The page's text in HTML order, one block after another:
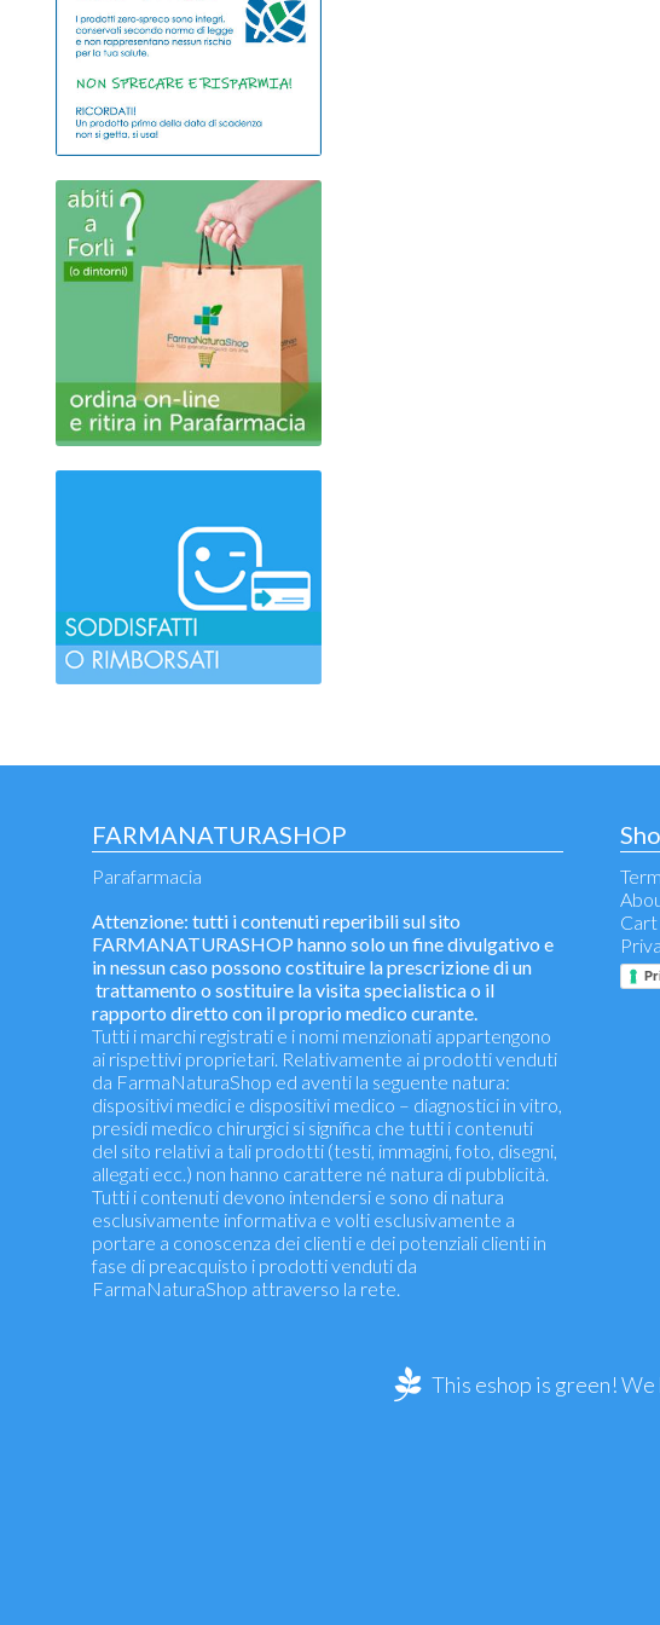
FARMANATURASHOP
Parafarmacia
Attenzione: tutti i contenuti reperibili sul sito
FARMANATURASHOP hanno solo un fine divulgativo e
in nessun caso possono costituire la prescrizione di un
trattamento o sostituire la visita specialistica o il
rapporto diretto con il proprio medico curante.
Tutti i marchi registrati e i nomi menzionati appartengono
ai rispettivi proprietari. Relativamente ai prodotti venduti
da FarmaNaturaShop ed aventi la seguente natura:
dispositivi medici e dispositivi medico – diagnostici in vitro,
presidi medico chirurgici si significa che tutti i contenuti
del sito relativi a tali prodotti (testi, immagini, foto, disegni,
allegati ecc.) non hanno carattere né natura di pubblicità.
Tutti i contenuti devono intendersi e sono di natura
esclusivamente informativa e volti esclusivamente a
portare a conoscenza dei clienti e dei potenziali clienti in
fase di preacquisto i prodotti venduti da
FarmaNaturaShop attraverso la rete.
Cart
This eshop is green!